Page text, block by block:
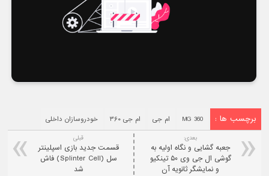
برچسب ها : MG 360 ام جی ام جی ۳۶۰ خودروسازان داخلی
قبلی
قسمت جدید بازی اسپلینتر
سل (Splinter Cell) فاش
شد
بعدی:
جعبه گشایی و نگاه اولیه به
گوشی ال جی وی ۵۰ تینکیو
و نمایشگر ثانویه آن